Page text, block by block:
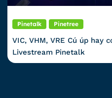
Pinetalk Pinetree
VIC, VHM, VRE Cú úp hay
Livestream Pinetalk